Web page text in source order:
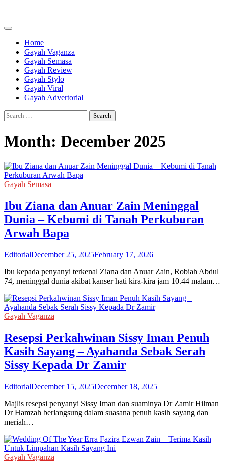
content
Home
Gayah Vaganza
Gayah Semasa
Gayah Review
Gayah Stylo
Gayah Viral
Gayah Advertorial
Search
for:
Month: December 2025
Gayah Semasa
Ibu Ziana dan Anuar Zain Meninggal
Dunia – Kebumi di Tanah Perkuburan
Arwah Bapa
EditorialDecember 25, 2025February 17, 2026
Ibu kepada penyanyi terkenal Ziana dan Anuar Zain, Robiah Abdul
74, meninggal dunia akibat kanser hati kira-kira jam 10.44 malam…
Gayah Vaganza
Resepsi Perkahwinan Sissy Iman Penuh
Kasih Sayang – Ayahanda Sebak Serah
Sissy Kepada Dr Zamir
EditorialDecember 15, 2025December 18, 2025
Majlis resepsi penyanyi Sissy Iman dan suaminya Dr Zamir Hilman
Dr Hamzah berlangsung dalam suasana penuh kasih sayang dan
meriah…
Gayah Vaganza